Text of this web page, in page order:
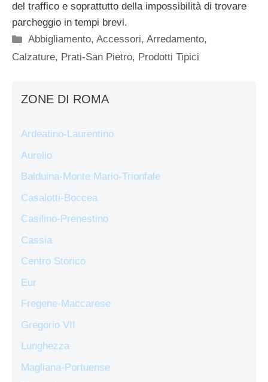
del traffico e soprattutto della impossibilità di trovare
parcheggio in tempi brevi.
Categorie
Abbigliamento,Accessori,Arredamento,
Calzature, Prati-San Pietro, Prodotti Tipici
ZONE DI ROMA
Ardeatino-Laurentino
Aurelio
Balduina-Monte Mario-Trionfale
Casalotti-Boccea
Casilino-Prenestino
Cassia
Centro Storico
Eur
Fregene-Maccarese
Gregorio VII
Lunghezza
Magliana-Portuense